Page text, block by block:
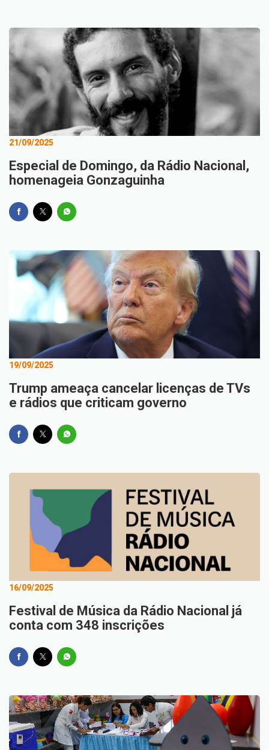
21/09/2025
Especial de Domingo, da Rádio Nacional,
homenageia Gonzaguinha
19/09/2025
Trump ameaça cancelar licenças de TVs
e rádios que criticam governo
16/09/2025
Festival de Música da Rádio Nacional já
conta com 348 inscrições